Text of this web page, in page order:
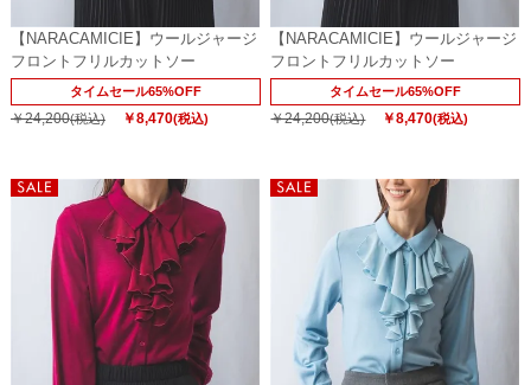
【NARACAMICIE】ウールジャージ
フロントフリルカットソー
タイムセール65%OFF
￥24,200(税込) ￥8,470(税込)
【NARACAMICIE】ウールジャージ
フロントフリルカットソー
タイムセール65%OFF
￥24,200(税込) ￥8,470(税込)